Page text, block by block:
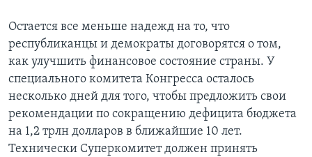
Остается все меньше надежд на то, что
республиканцы и демократы договорятся о том,
как улучшить финансовое состояние страны. У
специального комитета Конгресса осталось
несколько дней для того, чтобы предложить свои
рекомендации по сокращению дефицита бюджета
на 1,2 трлн долларов в ближайшие 10 лет.
Технически Суперкомитет должен принять